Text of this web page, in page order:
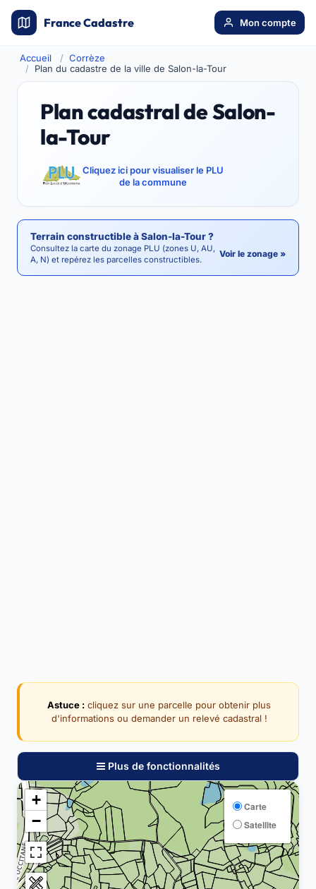
France Cadastre Mon compte
Accueil
Corrèze
Plan du cadastre de la ville de Salon-la-Tour
Plan cadastral de Salon-
la-Tour
Cliquez ici pour visualiser le PLU
de la commune
Terrain constructible à Salon-la-Tour ?
Consultez la carte du zonage PLU (zones U, AU,
A, N) et repérez les parcelles constructibles.
Voir le zonage »
Astuce : cliquez sur une parcelle pour obtenir plus
d'informations ou demander un relevé cadastral !
Plus de fonctionnalités
+
−
Carte
Satellite